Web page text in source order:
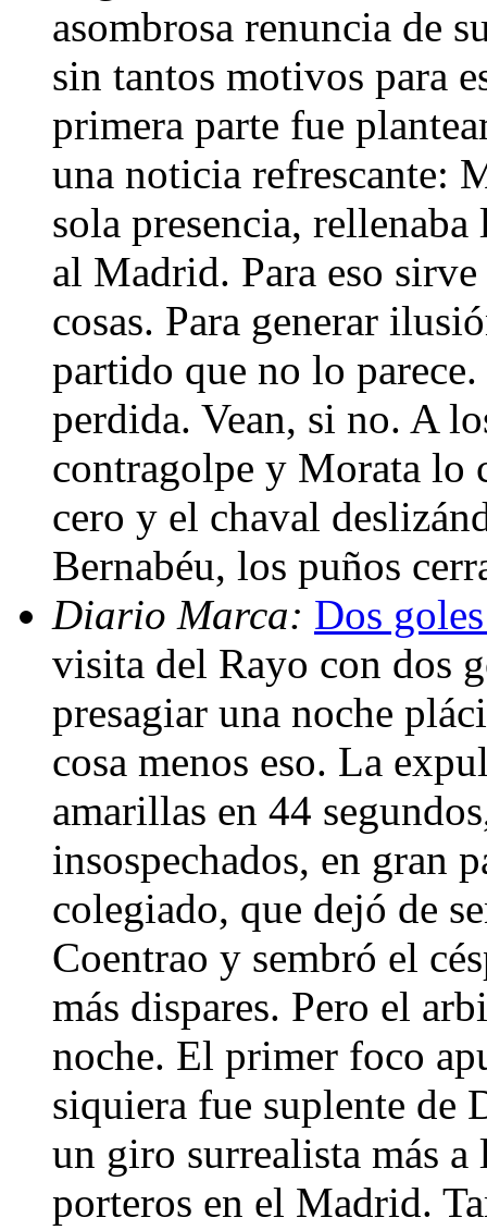
asombrosa renuncia de
sin tantos motivos para
primera parte fue
una noticia refrescante:
sola presencia,
al Madrid. Para eso
cosas. Para generar
partido que no lo
perdida. Vean, si no. A
contragolpe y Morata lo
cero y el chaval
Bernabéu, los puños
Diario Marca: Dos
visita del Rayo con dos
presagiar una noche
cosa menos eso. La
amarillas en 44
insospechados, en gran
colegiado, que dejó de
Coentrao y sembró el
más dispares. Pero el
noche. El primer foco
siquiera fue suplente de
un giro surrealista más a
porteros en el Madrid.